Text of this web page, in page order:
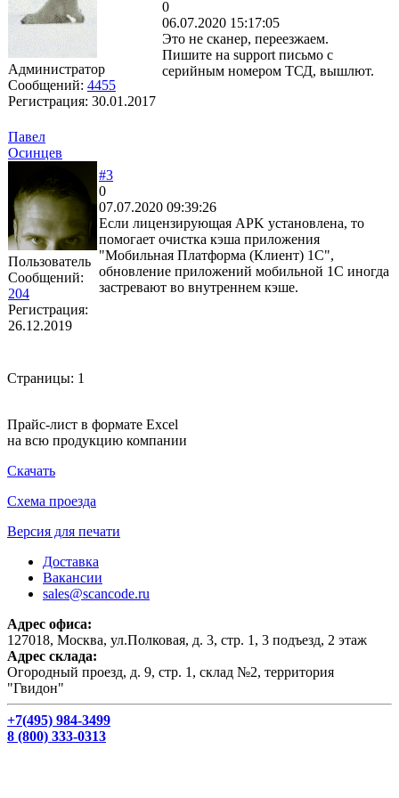
Администратор
Сообщений: 4455
Регистрация: 30.01.2017
0
06.07.2020 15:17:05
Это не сканер, переезжаем.
Пишите на support письмо с
серийным номером ТСД, вышлют.
Павел
Осинцев
Пользователь
Сообщений:
204
Регистрация:
26.12.2019
#3
0
07.07.2020 09:39:26
Если лицензирующая APK установлена, то
помогает очистка кэша приложения
"Мобильная Платформа (Клиент) 1С",
обновление приложений мобильной 1С иногда
застревают во внутреннем кэше.
Страницы: 1
Прайс-лист в формате Excel
на всю продукцию компании
Скачать
Схема проезда
Версия для печати
Доставка
Вакансии
sales@scancode.ru
Адрес офиса:
127018, Москва, ул.Полковая, д. 3, стр. 1, 3 подъезд, 2 этаж
Адрес склада:
Огородный проезд, д. 9, стр. 1, склад №2, территория
"Гвидон"
+7(495) 984-3499
8 (800) 333-0313